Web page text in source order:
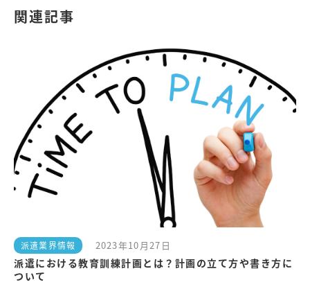
関連記事
派遣業界情報 2023年10月27日
派遣における教育訓練計画とは？計画の立て方や書き方に
ついて